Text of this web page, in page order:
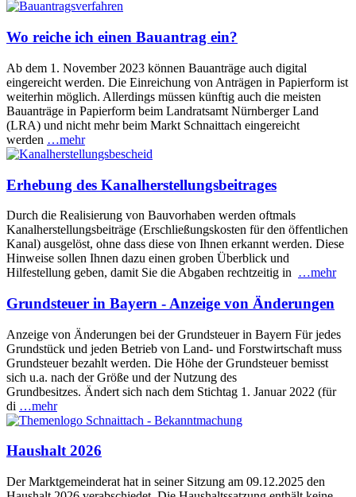
Wo reiche ich einen Bauantrag ein?
Ab dem 1. November 2023 können Bauanträge auch digital
eingereicht werden. Die Einreichung von Anträgen in Papierform ist
weiterhin möglich. Allerdings müssen künftig auch die meisten
Bauanträge in Papierform beim Landratsamt Nürnberger Land
(LRA) und nicht mehr beim Markt Schnaittach eingereicht
werden …mehr
Erhebung des Kanalherstellungsbeitrages
Durch die Realisierung von Bauvorhaben werden oftmals
Kanalherstellungsbeiträge (Erschließungskosten für den öffentlichen
Kanal) ausgelöst, ohne dass diese von Ihnen erkannt werden. Diese
Hinweise sollen Ihnen dazu einen groben Überblick und
Hilfestellung geben, damit Sie die Abgaben rechtzeitig in …mehr
Grundsteuer in Bayern - Anzeige von Änderungen
Anzeige von Änderungen bei der Grundsteuer in Bayern Für jedes
Grundstück und jeden Betrieb von Land- und Forstwirtschaft muss
Grundsteuer bezahlt werden. Die Höhe der Grundsteuer bemisst
sich u.a. nach der Größe und der Nutzung des
Grundbesitzes. Ändert sich nach dem Stichtag 1. Januar 2022 (für
di …mehr
Haushalt 2026
Der Marktgemeinderat hat in seiner Sitzung am 09.12.2025 den